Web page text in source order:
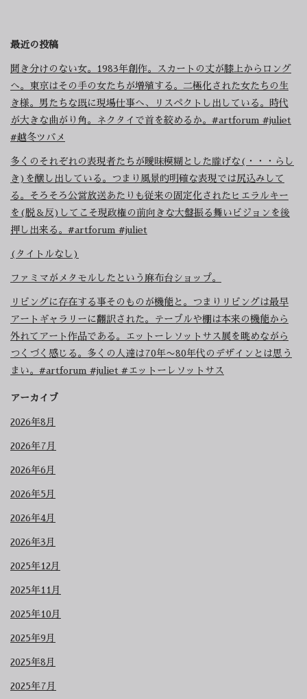
最近の投稿
聞き分けのない女。1983年創作。スカートの丈が膝上からロング
へ。東京はその手の女たちが増殖する。二極化された女たちの生
き様。男たちな既に現場仕事へ、リスペクトし出している。時代
が大きな曲がり角。ネクタイで首を絞めるか。#artforum #juliet
#越冬ツバメ
多くのそれぞれの表現者たちが曖昧模糊とした朧げな(・・・らし
き)を醸し出している。つまり風景的明確な表現では尻込みして
る。そろそろ公営放送あたりも従来の固定化されたヒエラルキー
を(脱＆反)してこそ現政権の前向きな大盤振る舞いビジョンを後
押し出来る。#artforum #juliet
(タイトルなし)
ファミマがメタモルしたという麻布台ショップ。
リビングに存在する事そのものが機能と。つまりリビングは最早
アートギャラリーに翻訳された。テーブルや棚は本来の機能から
外れてアート作品である。エットーレソットサス展を眺めながら
つくづく感じる。多くの人達は70年〜80年代のデザインとは思う
まい。#artforum #juliet #エットーレソットサス
アーカイブ
2026年8月
2026年7月
2026年6月
2026年5月
2026年4月
2026年3月
2025年12月
2025年11月
2025年10月
2025年9月
2025年8月
2025年7月